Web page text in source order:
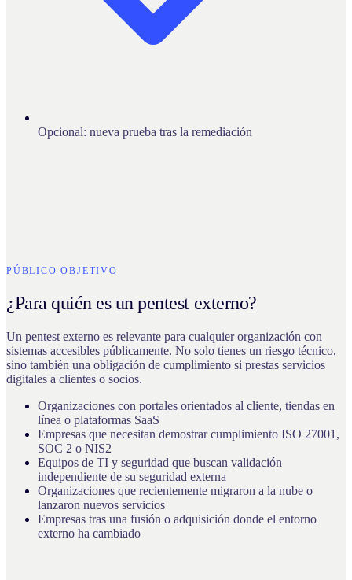
Opcional: nueva prueba tras la remediación
PÚBLICO OBJETIVO
¿Para quién es un pentest externo?
Un pentest externo es relevante para cualquier organización con
sistemas accesibles públicamente. No solo tienes un riesgo técnico,
sino también una obligación de cumplimiento si prestas servicios
digitales a clientes o socios.
Organizaciones con portales orientados al cliente, tiendas en
línea o plataformas SaaS
Empresas que necesitan demostrar cumplimiento ISO 27001,
SOC 2 o NIS2
Equipos de TI y seguridad que buscan validación
independiente de su seguridad externa
Organizaciones que recientemente migraron a la nube o
lanzaron nuevos servicios
Empresas tras una fusión o adquisición donde el entorno
externo ha cambiado